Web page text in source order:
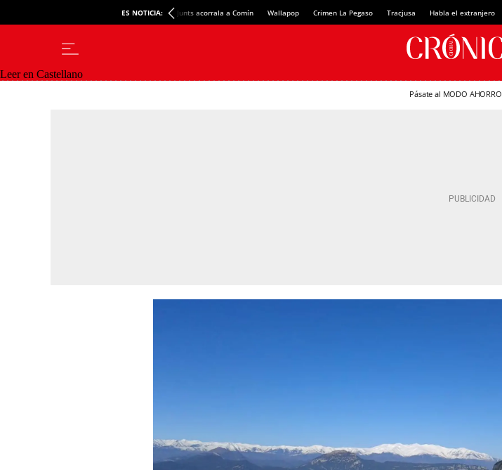
ES NOTICIA: Junts acorrala a Comín Wallapop Crimen La Pegaso Tracjusa Habla el extranjero
Leer en Castellano
Pásate al MODO AHORRO